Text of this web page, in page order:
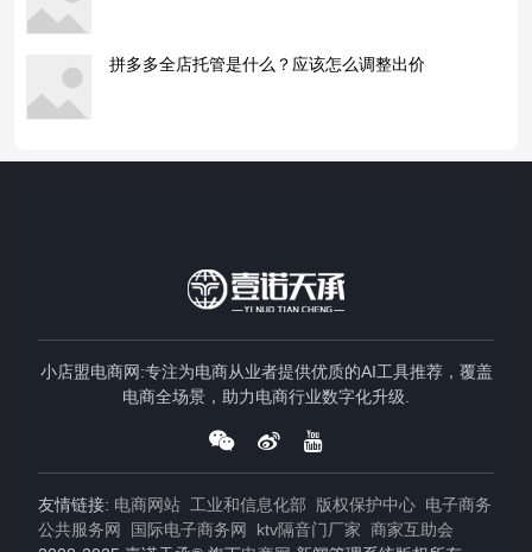
拼多多全店托管是什么？应该怎么调整出价
小店盟电商网:专注为电商从业者提供优质的AI工具推荐，覆盖
电商全场景，助力电商行业数字化升级.
友情链接: 电商网站 工业和信息化部 版权保护中心 电子商务
公共服务网
国际电子商务网 ktv隔音门厂家 商家互助会